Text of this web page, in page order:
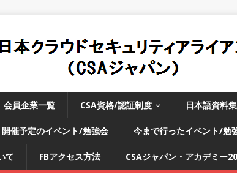
会員企業一覧 CSA資格/認証制度 日本語資料集
開催予定のイベント/勉強会 今まで行ったイベント/勉
て FBアクセス方法 CSAジャパン・アカデミー